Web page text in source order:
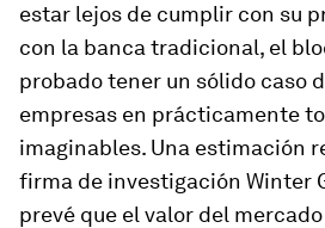
estar lejos de cumplir con su
con la banca tradicional, el
probado tener un sólido caso
empresas en prácticamente
imaginables. Una estimación
firma de investigación Winter
prevé que el valor del